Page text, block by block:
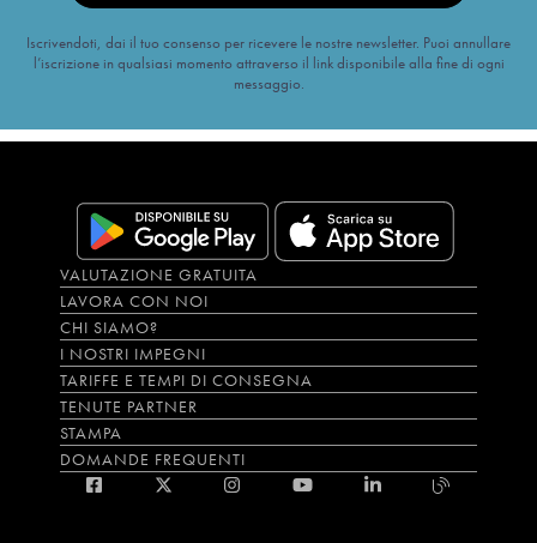
Iscrivendoti, dai il tuo consenso per ricevere le nostre newsletter. Puoi annullare
l’iscrizione in qualsiasi momento attraverso il link disponibile alla fine di ogni
messaggio.
VALUTAZIONE GRATUITA
LAVORA CON NOI
CHI SIAMO?
I NOSTRI IMPEGNI
TARIFFE E TEMPI DI CONSEGNA
TENUTE PARTNER
STAMPA
DOMANDE FREQUENTI